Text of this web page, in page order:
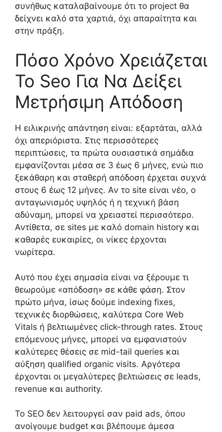
συνήθως καταλαβαίνουμε ότι το project θα
δείχνει καλό στα χαρτιά, όχι απαραίτητα και
στην πράξη.
Πόσο Χρόνο Χρειάζεται
Το Seo Για Να Δείξει
Μετρήσιμη Απόδοση
Η ειλικρινής απάντηση είναι: εξαρτάται, αλλά
όχι απεριόριστα. Στις περισσότερες
περιπτώσεις, τα πρώτα ουσιαστικά σημάδια
εμφανίζονται μέσα σε 3 έως 6 μήνες, ενώ πιο
ξεκάθαρη και σταθερή απόδοση έρχεται συχνά
στους 6 έως 12 μήνες. Αν το site είναι νέο, ο
ανταγωνισμός υψηλός ή η τεχνική βάση
αδύναμη, μπορεί να χρειαστεί περισσότερο.
Αντίθετα, σε sites με καλό domain history και
καθαρές ευκαιρίες, οι νίκες έρχονται
νωρίτερα.
Αυτό που έχει σημασία είναι να ξέρουμε τι
θεωρούμε «απόδοση» σε κάθε φάση. Στον
πρώτο μήνα, ίσως δούμε indexing fixes,
τεχνικές διορθώσεις, καλύτερα Core Web
Vitals ή βελτιωμένες click-through rates. Στους
επόμενους μήνες, μπορεί να εμφανιστούν
καλύτερες θέσεις σε mid-tail queries και
αύξηση qualified organic visits. Αργότερα
έρχονται οι μεγαλύτερες βελτιώσεις σε leads,
revenue και authority.
Το SEO δεν λειτουργεί σαν paid ads, όπου
ανοίγουμε budget και βλέπουμε άμεσα